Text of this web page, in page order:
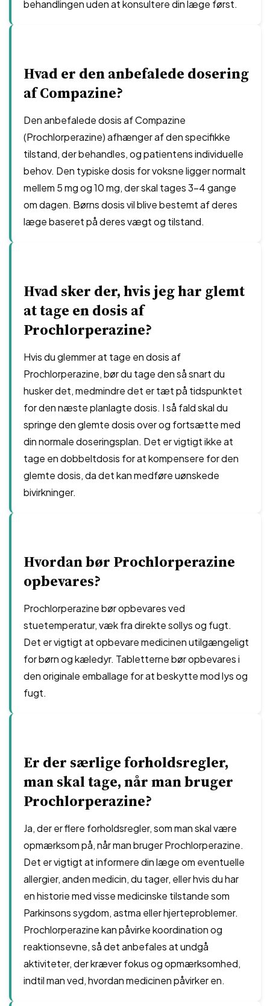
behandlingen uden at konsultere din læge først.
Hvad er den anbefalede dosering
af Compazine?
Den anbefalede dosis af Compazine
(Prochlorperazine) afhænger af den specifikke
tilstand, der behandles, og patientens individuelle
behov. Den typiske dosis for voksne ligger normalt
mellem 5 mg og 10 mg, der skal tages 3-4 gange
om dagen. Børns dosis vil blive bestemt af deres
læge baseret på deres vægt og tilstand.
Hvad sker der, hvis jeg har glemt
at tage en dosis af
Prochlorperazine?
Hvis du glemmer at tage en dosis af
Prochlorperazine, bør du tage den så snart du
husker det, medmindre det er tæt på tidspunktet
for den næste planlagte dosis. I så fald skal du
springe den glemte dosis over og fortsætte med
din normale doseringsplan. Det er vigtigt ikke at
tage en dobbeltdosis for at kompensere for den
glemte dosis, da det kan medføre uønskede
bivirkninger.
Hvordan bør Prochlorperazine
opbevares?
Prochlorperazine bør opbevares ved
stuetemperatur, væk fra direkte sollys og fugt.
Det er vigtigt at opbevare medicinen utilgængeligt
for børn og kæledyr. Tabletterne bør opbevares i
den originale emballage for at beskytte mod lys og
fugt.
Er der særlige forholdsregler,
man skal tage, når man bruger
Prochlorperazine?
Ja, der er flere forholdsregler, som man skal være
opmærksom på, når man bruger Prochlorperazine.
Det er vigtigt at informere din læge om eventuelle
allergier, anden medicin, du tager, eller hvis du har
en historie med visse medicinske tilstande som
Parkinsons sygdom, astma eller hjerteproblemer.
Prochlorperazine kan påvirke koordination og
reaktionsevne, så det anbefales at undgå
aktiviteter, der kræver fokus og opmærksomhed,
indtil man ved, hvordan medicinen påvirker en.